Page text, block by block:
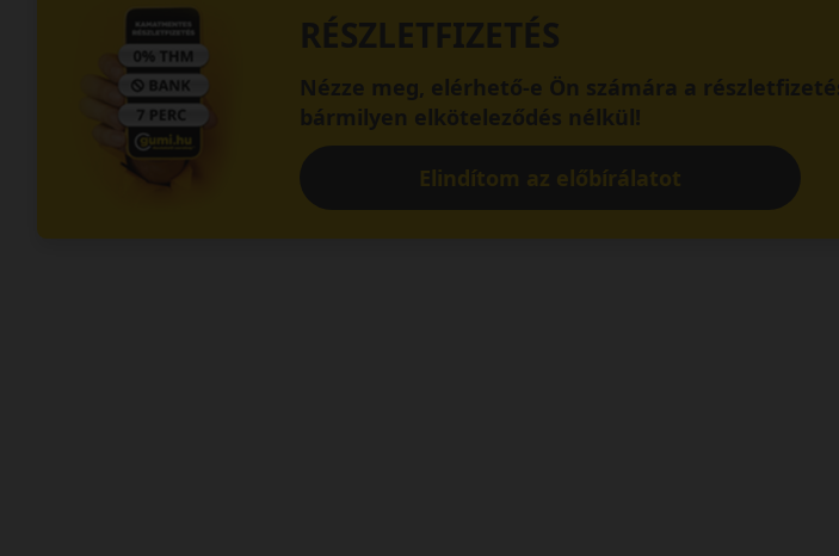
RÉSZLETFIZETÉS
Nézze meg, elérhető-e Ön számára a
bármilyen elköteleződés nélkül!
Elindítom az előbírálatot